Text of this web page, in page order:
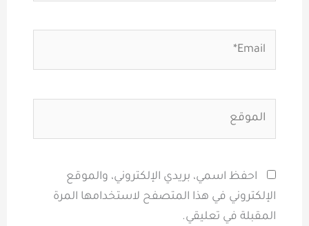
احفظ اسمي، بريدي الإلكتروني، والموقع
الإلكتروني في هذا المتصفح لاستخدامها المرة
المقبلة في تعليقي.